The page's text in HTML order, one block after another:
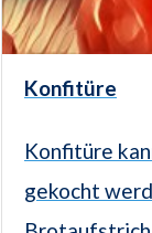
Konfitüre
Konfitüre
gekocht